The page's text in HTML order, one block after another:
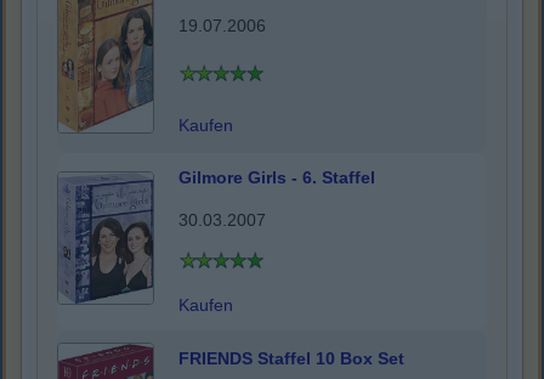
19.07.2006
Kaufen
Gilmore Girls - 6. Staffel
30.03.2007
Kaufen
FRIENDS Staffel 10 Box Set